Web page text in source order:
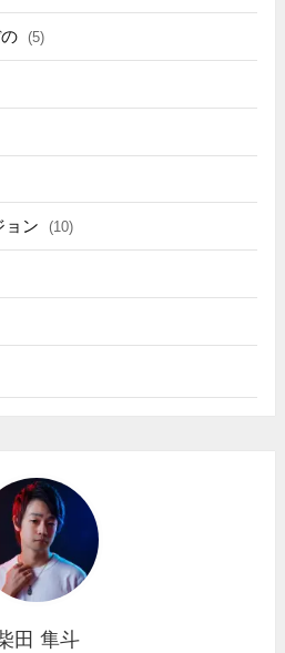
(5)
ョン (10)
田 隼斗